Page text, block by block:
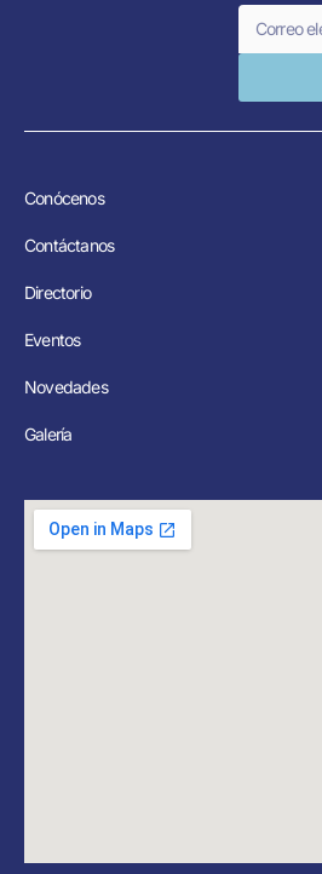
Conócenos
Contáctanos
Directorio
Eventos
Novedades
Galería